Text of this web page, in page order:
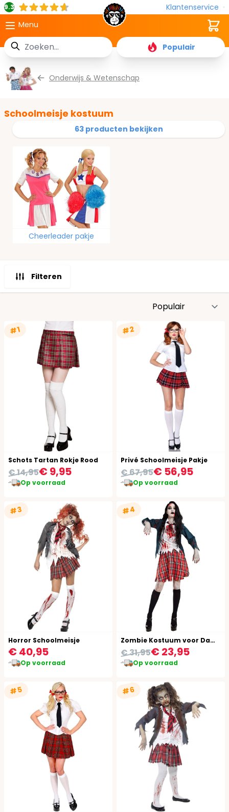
9.3
Klantenservice
Menu
Zoek
Populair
Cart
Onderwijs & Wetenschap
Schoolmeisje kostuum
63 producten bekijken
Cheerleader pakje
Filteren
#1
Schots Tartan Rokje Rood
€ 9,95
€ 14,95
Op voorraad
#2
Privé Schoolmeisje Pakje
€ 56,95
€ 67,95
Op voorraad
#3
Horror Schoolmeisje
€ 40,95
Op voorraad
#4
Zombie Kostuum voor Dames
€ 23,95
€ 31,95
Op voorraad
#5 #6